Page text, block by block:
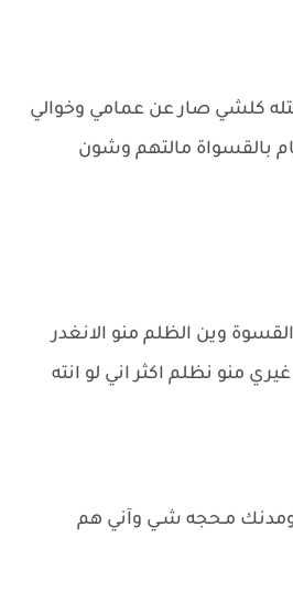
كلشي صار عن عمامي وخوالي
بالقسواة مالتهم وشون
وين الظلم منو الانغدر
غيري منو نظلم اكثر اني لو انته
مـحجه شـي وآني هم